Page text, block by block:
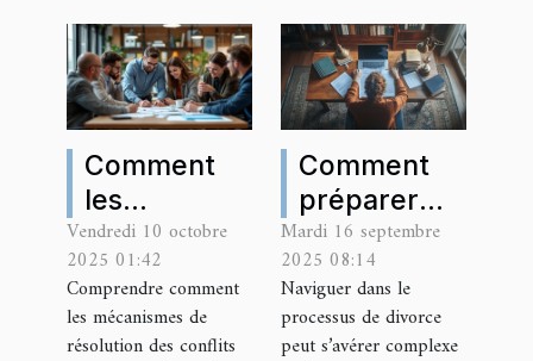
Comment
les
mécanismes
de
résolution
des conflits
Vendredi 10 octobre
2025 01:42
Comprendre comment
les mécanismes de
résolution des conflits
Comment
préparer
votre
consultation
initiale avec
un avocat
Mardi 16 septembre
2025 08:14
Naviguer dans le
processus de divorce
peut s’avérer complexe